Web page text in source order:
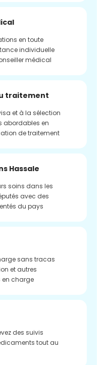
en toute
individuelle
médical
traitement
et à la sélection
abordables en
de traitement
Hassale
soins dans les
avec des
du pays
sans tracas
et autres
en charge
des suivis
tout au